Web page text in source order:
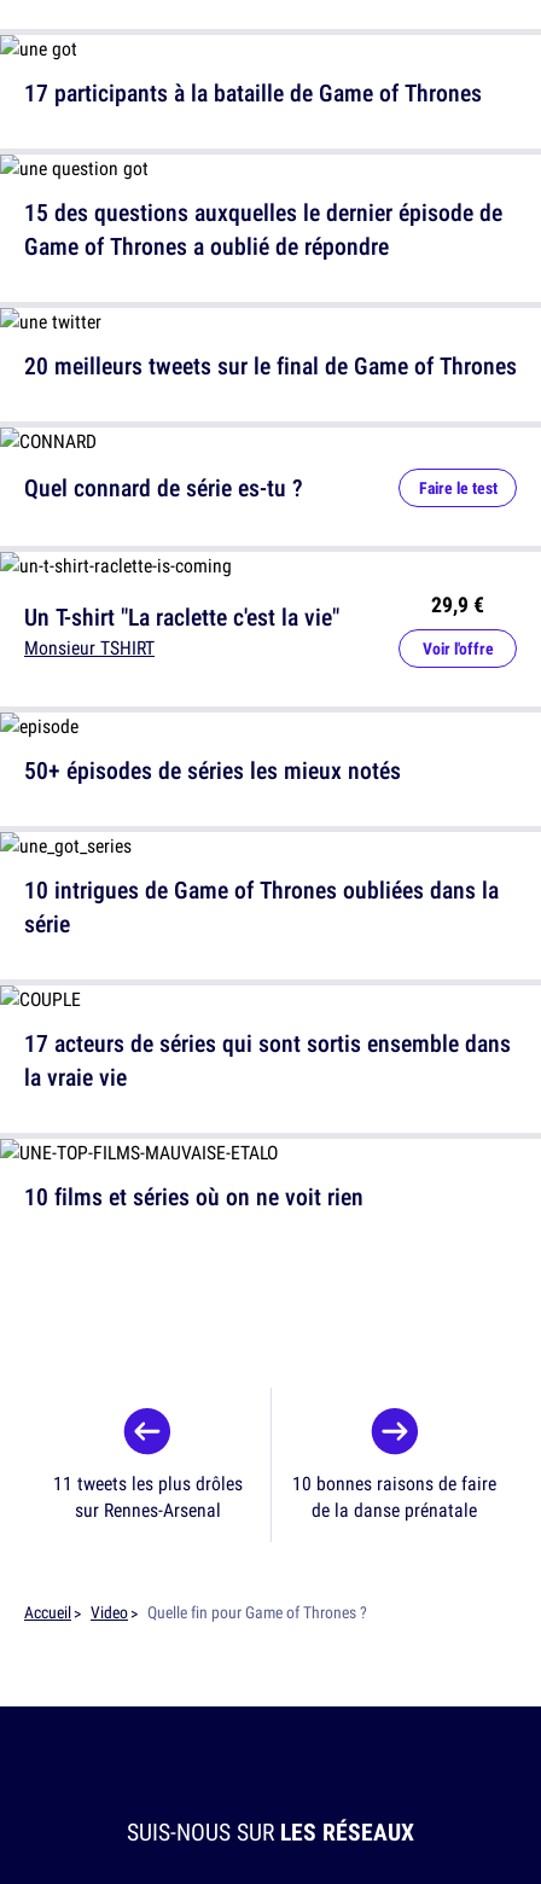
17 participants à la bataille de Game of Thrones
20 meilleurs tweets sur le final de Game of Thrones
50+ épisodes de séries les mieux notés
17 acteurs de séries qui sont sortis ensemble dans
la vraie vie
15 des questions auxquelles le dernier épisode de
Game of Thrones a oublié de répondre
Quel connard de série es-tu ? Faire le test
Un T-shirt "La raclette c'est la vie"
Monsieur TSHIRT
29,9 €
Voir l'offre
10 intrigues de Game of Thrones oubliées dans la
série
10 films et séries où on ne voit rien
11 tweets les plus drôles
sur Rennes-Arsenal
10 bonnes raisons de faire
de la danse prénatale
Accueil Video Quelle fin pour Game of Thrones ?
SUIS-NOUS SUR LES RÉSEAUX